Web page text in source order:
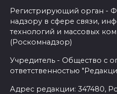
Регистрирующий орган -
надзору в сфере связи,
технологий и массовых
(Роскомнадзор)
Учредитель - Общество с
ответственностью
Адрес редакции: 347480,